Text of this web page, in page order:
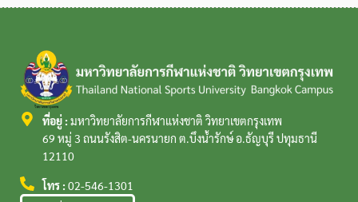
ที่อยู่ : มหาวิทยาลัยการกีฬาแห่งชาติ วิทยาเขตกรุงเทพ
69 หมู่ 3 ถนนรังสิต-นครนายก ต.บึงน้ำรักษ์ อ.ธัญบุรี ปทุมธานี
12110
โทร : 02-546-1301